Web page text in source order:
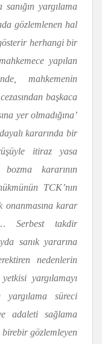
sanığın yargılama
gözlemlenen hal
herhangi bir
yapılan
mahkemenin
başkaca
yer olmadığına’
kararında bir
itiraz yasa
kararının
TCK’nın
onanmasına karar
Serbest takdir
sanık yararına
nedenlerin
yargılamayı
süreci
adaleti sağlama
birebir gözlemleyen